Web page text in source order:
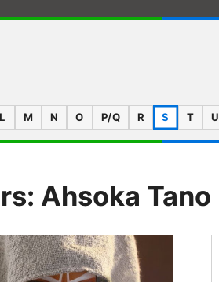
L M N O P/Q R S T U
Ahsoka Tano